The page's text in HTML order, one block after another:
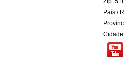
País /